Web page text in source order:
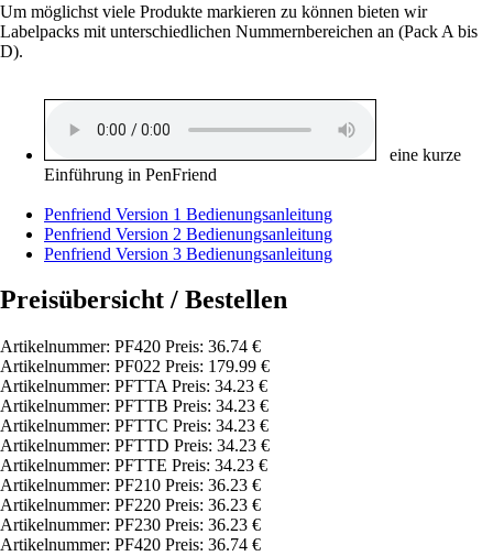
Um möglichst viele Produkte markieren zu können bieten wir
Labelpacks mit unterschiedlichen Nummernbereichen an (Pack A bis
D).
eine kurze
Einführung in PenFriend
Penfriend Version 1 Bedienungsanleitung
Penfriend Version 2 Bedienungsanleitung
Penfriend Version 3 Bedienungsanleitung
Preisübersicht / Bestellen
Artikelnummer: PF420 Preis: 36.74 €
Artikelnummer: PF022 Preis: 179.99 €
Artikelnummer: PFTTA Preis: 34.23 €
Artikelnummer: PFTTB Preis: 34.23 €
Artikelnummer: PFTTC Preis: 34.23 €
Artikelnummer: PFTTD Preis: 34.23 €
Artikelnummer: PFTTE Preis: 34.23 €
Artikelnummer: PF210 Preis: 36.23 €
Artikelnummer: PF220 Preis: 36.23 €
Artikelnummer: PF230 Preis: 36.23 €
Artikelnummer: PF420 Preis: 36.74 €